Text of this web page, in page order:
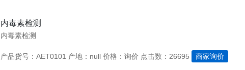
内毒素检测
内毒素检测
产品货号：AET0101 产地：null 价格：询价 点击数：26695 商家询价